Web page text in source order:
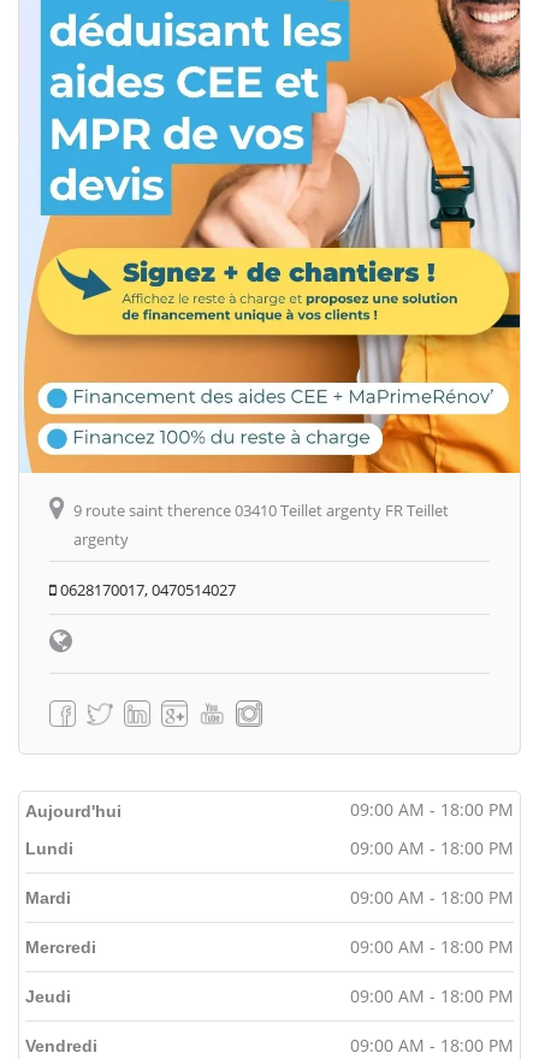
9 route saint therence 03410 Teillet argenty FR Teillet
argenty
0628170017, 0470514027
Aujourd'hui 09:00 AM - 18:00 PM
Lundi 09:00 AM - 18:00 PM
Mardi 09:00 AM - 18:00 PM
Mercredi 09:00 AM - 18:00 PM
Jeudi 09:00 AM - 18:00 PM
Vendredi 09:00 AM - 18:00 PM